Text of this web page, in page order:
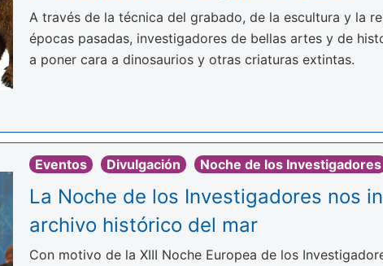
A través de la técnica del grabado, de la escultura y la
épocas pasadas, investigadores de bellas artes y de
a poner cara a dinosaurios y otras criaturas extintas.
Eventos Divulgación Noche de los Investigadores
La Noche de los Investigadores nos
archivo histórico del mar
Con motivo de la XIII Noche Europea de los